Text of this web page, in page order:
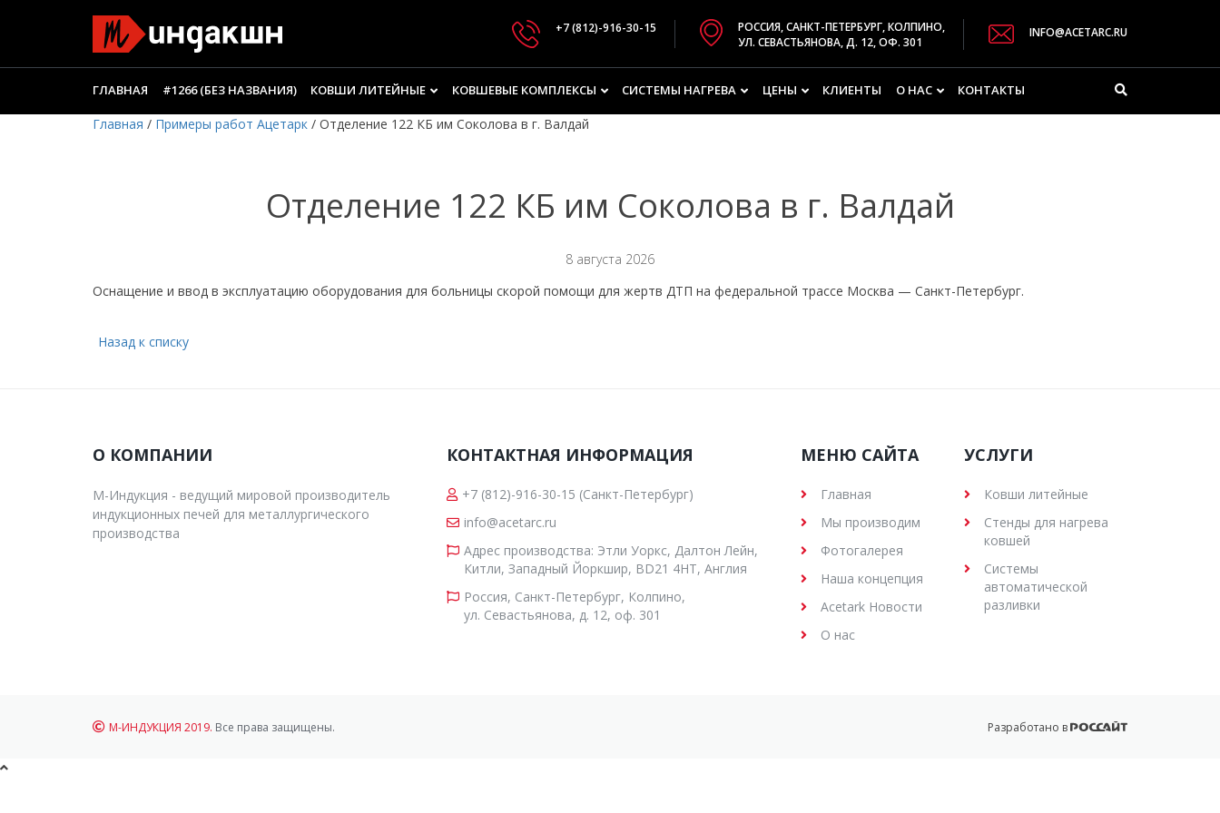
+7 (812)-916-30-15
РОССИЯ, САНКТ-ПЕТЕРБУРГ, КОЛПИНО,
УЛ. СЕВАСТЬЯНОВА, Д. 12, ОФ. 301
INFO@ACETARC.RU
ГЛАВНАЯ #1266 (БЕЗ НАЗВАНИЯ) КОВШИ ЛИТЕЙНЫЕ КОВШЕВЫЕ КОМПЛЕКСЫ СИСТЕМЫ НАГРЕВА ЦЕНЫ КЛИЕНТЫ О НАС КОНТАКТЫ
Главная / Примеры работ Ацетарк / Отделение 122 КБ им Соколова в г. Валдай
Отделение 122 КБ им Соколова в г. Валдай
8 августа 2026
Оснащение и ввод в эксплуатацию оборудования для больницы скорой помощи для жертв ДТП на федеральной трассе Москва — Санкт-Петербург.
Назад к списку
О КОМПАНИИ
М-Индукция - ведущий мировой производитель
индукционных печей для металлургического
производства
КОНТАКТНАЯ ИНФОРМАЦИЯ
+7 (812)-916-30-15 (Санкт-Петербург)
info@acetarc.ru
Адрес производства: Этли Уоркс, Далтон Лейн,
Китли, Западный Йоркшир, BD21 4HT, Англия
Россия, Санкт-Петербург, Колпино,
ул. Севастьянова, д. 12, оф. 301
МЕНЮ САЙТА
Главная
Мы производим
Фотогалерея
Наша концепция
Acetark Новости
О нас
УСЛУГИ
Ковши литейные
Стенды для нагрева
ковшей
Системы
автоматической
разливки
М-ИНДУКЦИЯ 2019. Все права защищены. Разработано в